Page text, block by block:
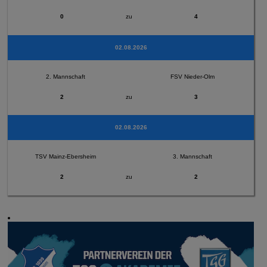
0 zu 4
02.08.2026
2. Mannschaft FSV Nieder-Olm
2 zu 3
02.08.2026
TSV Mainz-Ebersheim 3. Mannschaft
2 zu 2